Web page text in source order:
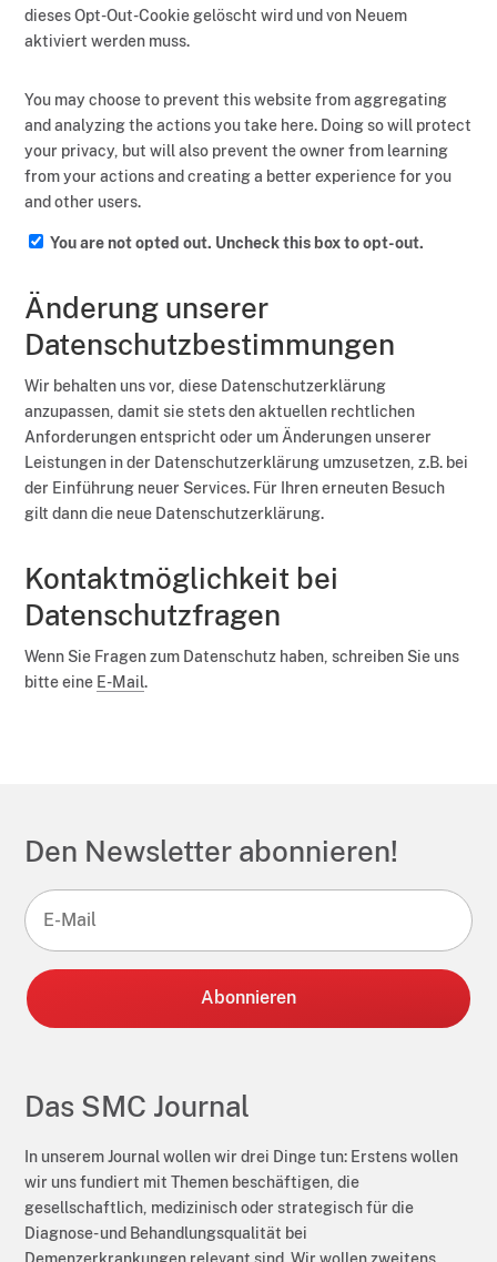
dieses Opt-Out-Cookie gelöscht wird und von Neuem
aktiviert werden muss.
You may choose to prevent this website from aggregating
and analyzing the actions you take here. Doing so will protect
your privacy, but will also prevent the owner from learning
from your actions and creating a better experience for you
and other users.
You are not opted out. Uncheck this box to opt-out.
Änderung unserer
Datenschutzbestimmungen
Wir behalten uns vor, diese Datenschutzerklärung
anzupassen, damit sie stets den aktuellen rechtlichen
Anforderungen entspricht oder um Änderungen unserer
Leistungen in der Datenschutzerklärung umzusetzen, z.B. bei
der Einführung neuer Services. Für Ihren erneuten Besuch
gilt dann die neue Datenschutzerklärung.
Kontaktmöglichkeit bei
Datenschutzfragen
Wenn Sie Fragen zum Datenschutz haben, schreiben Sie uns
bitte eine E-Mail.
Den Newsletter abonnieren!
t
e
t
Das SMC Journal
In unserem Journal wollen wir drei Dinge tun: Erstens wollen
wir uns fundiert mit Themen beschäftigen, die
gesellschaftlich, medizinisch oder strategisch für die
Diagnose- und Behandlungsqualität bei